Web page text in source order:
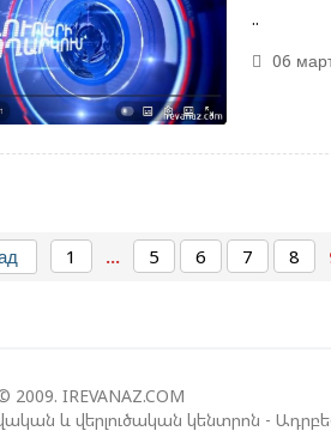
..
06
1 ... 5 6 7 8
2009. IREVANAZ.COM
և վերլուծական կենտրոն -